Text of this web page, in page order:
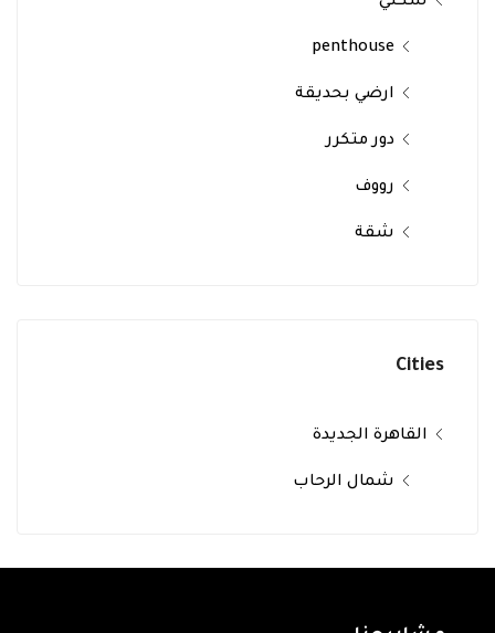
penthouse
ارضي بحديقة
دور متكرر
رووف
شقة
Cities
القاهرة الجديدة
شمال الرحاب